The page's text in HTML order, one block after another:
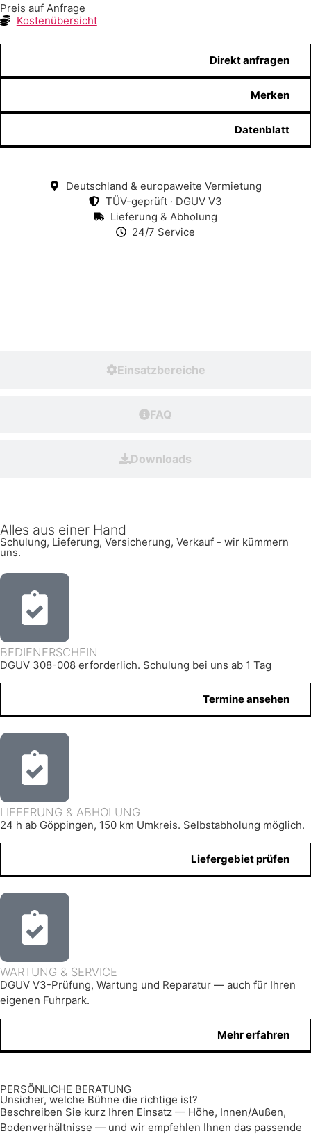
Preis auf Anfrage
Kostenübersicht
Direkt anfragen
Merken
Datenblatt
Deutschland & europaweite Vermietung
TÜV-geprüft · DGUV V3
Lieferung & Abholung
24/7 Service
Einsatzbereiche
FAQ
Downloads
Alles aus einer Hand
Schulung, Lieferung, Versicherung, Verkauf - wir kümmern
uns.
BEDIENERSCHEIN
DGUV 308-008 erforderlich. Schulung bei uns ab 1 Tag
Termine ansehen
LIEFERUNG & ABHOLUNG
24 h ab Göppingen, 150 km Umkreis. Selbstabholung möglich.
Liefergebiet prüfen
WARTUNG & SERVICE
DGUV V3-Prüfung, Wartung und Reparatur — auch für Ihren
eigenen Fuhrpark.
Mehr erfahren
PERSÖNLICHE BERATUNG
Unsicher, welche Bühne die richtige ist?
Beschreiben Sie kurz Ihren Einsatz — Höhe, Innen/Außen,
Bodenverhältnisse — und wir empfehlen Ihnen das passende